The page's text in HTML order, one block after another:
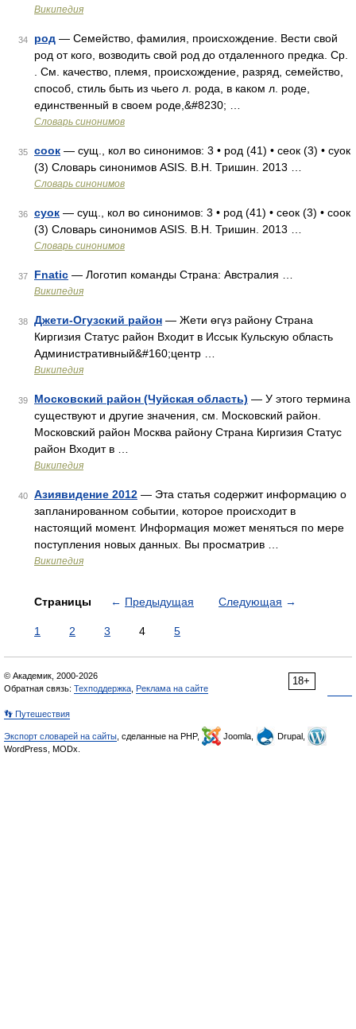
Википедия
34 род — Семейство, фамилия, происхождение. Вести свой
род от кого, возводить свой род до отдаленного предка. Ср.
. См. качество, племя, происхождение, разряд, семейство,
способ, стиль быть из чьего л. рода, в каком л. роде,
единственный в своем роде,&#8230; …
Словарь синонимов
35 соок — сущ., кол во синонимов: 3 • род (41) • сеок (3) • суок
(3) Словарь синонимов ASIS. В.Н. Тришин. 2013 …
Словарь синонимов
36 суок — сущ., кол во синонимов: 3 • род (41) • сеок (3) • соок
(3) Словарь синонимов ASIS. В.Н. Тришин. 2013 …
Словарь синонимов
37 Fnatic — Логотип команды Страна: Австралия …
Википедия
38 Джети-Огузский район — Жети өгүз району Страна
Киргизия Статус район Входит в Иссык Кульскую область
Административный&#160;центр …
Википедия
39 Московский район (Чуйская область) — У этого термина
существуют и другие значения, см. Московский район.
Московский район Москва району Страна Киргизия Статус
район Входит в …
Википедия
40 Азиявидение 2012 — Эта статья содержит информацию о
запланированном событии, которое происходит в
настоящий момент. Информация может меняться по мере
поступления новых данных. Вы просматрив …
Википедия
Страницы ← Предыдущая Следующая →
1 2 3 4 5
18+
© Академик, 2000-2026
Обратная связь: Техподдержка Реклама на сайте
👣 Путешествия
Экспорт словарей на сайты , сделанные на PHP, Joomla,
Drupal,
WordPress, MODx.